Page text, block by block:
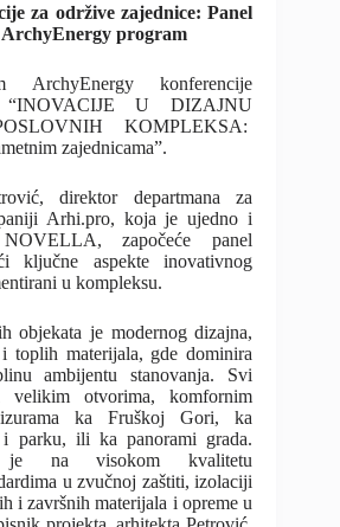
za održive zajednice: Panel
program
ArchyEnergy konferencije
“INOVACIJE U DIZAJNU
KOMPLEKSA:
zajednicama”.
direktor departmana za
Arhi.pro, koja je ujedno i
započeće panel
ključne aspekte inovativnog
u kompleksu.
objekata je modernog dizajna,
toplih materijala, gde dominira
ambijentu stanovanja. Svi
otvorima, komfornim
ka Fruškoj Gori, ka
i parku, ili ka panorami grada.
je na visokom kvalitetu
u zvučnoj zaštiti, izolaciji
i završnih materijala i opreme u